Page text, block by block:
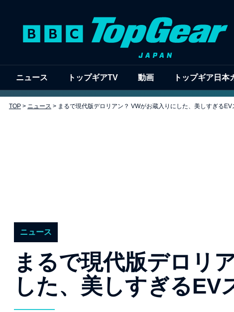
ニュース トップギアTV 動画 トップギア日本
TOP > ニュース > まるで現代版デロリアン？ VWがお蔵入りにした、美しすぎるEV
ニュース
まるで現代版デロリ
した、美しすぎるEV